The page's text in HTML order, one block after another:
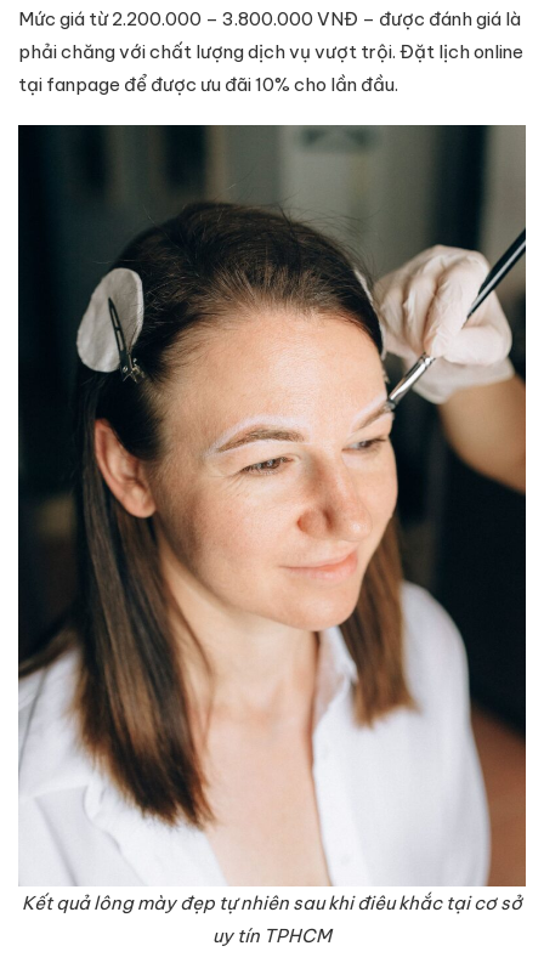
Mức giá từ 2.200.000 – 3.800.000 VNĐ – được đánh giá là
phải chăng với chất lượng dịch vụ vượt trội. Đặt lịch online
tại fanpage để được ưu đãi 10% cho lần đầu.
Kết quả lông mày đẹp tự nhiên sau khi điêu khắc tại cơ sở
uy tín TPHCM